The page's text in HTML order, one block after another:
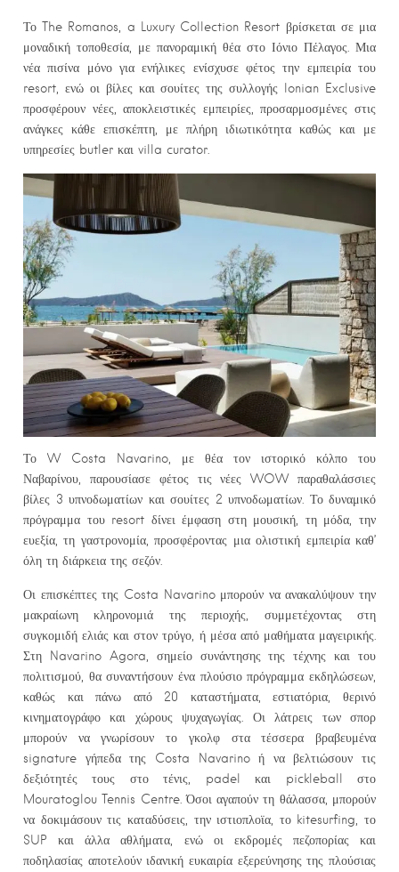
Το The Romanos, a Luxury Collection Resort βρίσκεται σε μια
μοναδική τοποθεσία, με πανοραμική θέα στο Ιόνιο Πέλαγος. Μια
νέα πισίνα μόνο για ενήλικες ενίσχυσε φέτος την εμπειρία του
resort, ενώ οι βίλες και σουίτες της συλλογής Ionian Exclusive
προσφέρουν νέες, αποκλειστικές εμπειρίες, προσαρμοσμένες στις
ανάγκες κάθε επισκέπτη, με πλήρη ιδιωτικότητα καθώς και με
υπηρεσίες butler και villa curator.
Το W Costa Navarino, με θέα τον ιστορικό κόλπο του
Ναβαρίνου, παρουσίασε φέτος τις νέες WOW παραθαλάσσιες
βίλες 3 υπνοδωματίων και σουίτες 2 υπνοδωματίων. Το δυναμικό
πρόγραμμα του resort δίνει έμφαση στη μουσική, τη μόδα, την
ευεξία, τη γαστρονομία, προσφέροντας μια ολιστική εμπειρία καθ’
όλη τη διάρκεια της σεζόν.
Οι επισκέπτες της Costa Navarino μπορούν να ανακαλύψουν την
μακραίωνη κληρονομιά της περιοχής, συμμετέχοντας στη
συγκομιδή ελιάς και στον τρύγο, ή μέσα από μαθήματα μαγειρικής.
Στη Navarino Agora, σημείο συνάντησης της τέχνης και του
πολιτισμού, θα συναντήσουν ένα πλούσιο πρόγραμμα εκδηλώσεων,
καθώς και πάνω από 20 καταστήματα, εστιατόρια, θερινό
κινηματογράφο και χώρους ψυχαγωγίας. Οι λάτρεις των σπορ
μπορούν να γνωρίσουν το γκολφ στα τέσσερα βραβευμένα
signature γήπεδα της Costa Navarino ή να βελτιώσουν τις
δεξιότητές τους στο τένις, padel και pickleball στο
Mouratoglou Tennis Centre. Όσοι αγαπούν τη θάλασσα, μπορούν
να δοκιμάσουν τις καταδύσεις, την ιστιοπλοϊα, το kitesurfing, το
SUP και άλλα αθλήματα, ενώ οι εκδρομές πεζοπορίας και
ποδηλασίας αποτελούν ιδανική ευκαιρία εξερεύνησης της πλούσιας